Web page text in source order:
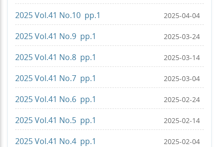
2025 Vol.41 No.10 pp.1 2025-04-04
2025 Vol.41 No.9 pp.1 2025-03-24
2025 Vol.41 No.8 pp.1 2025-03-14
2025 Vol.41 No.7 pp.1 2025-03-04
2025 Vol.41 No.6 pp.1 2025-02-24
2025 Vol.41 No.5 pp.1 2025-02-14
2025 Vol.41 No.4 pp.1 2025-02-04